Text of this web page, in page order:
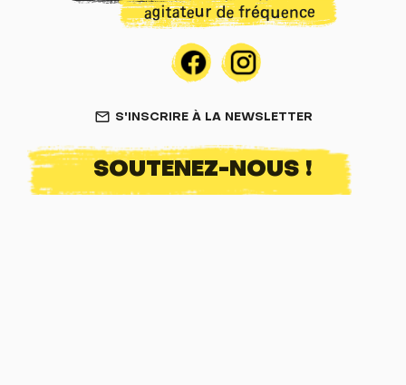
mail_outline S'INSCRIRE À LA NEWSLETTER
SOUTENEZ-NOUS !